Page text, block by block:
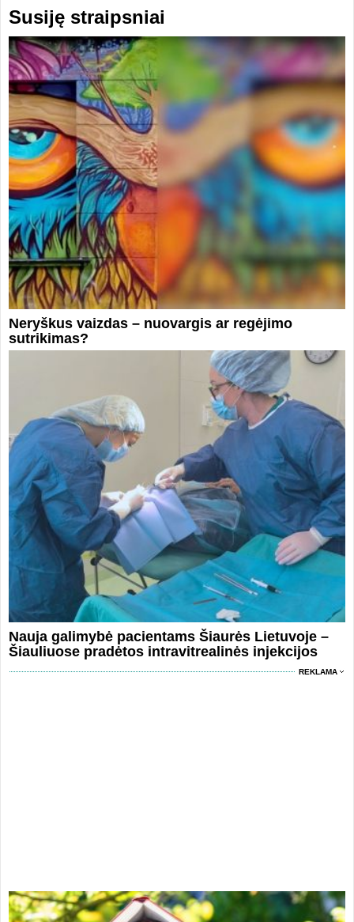
Susiję straipsniai
Neryškus vaizdas – nuovargis ar regėjimo
sutrikimas?
Nauja galimybė pacientams Šiaurės Lietuvoje –
Šiauliuose pradėtos intravitrealinės injekcijos
REKLAMA